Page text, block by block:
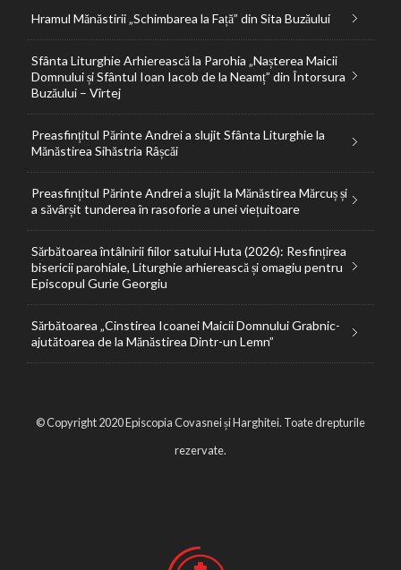
Hramul Mănăstirii „Schimbarea la Față” din Sita Buzăului
Sfânta Liturghie Arhierească la Parohia „Nașterea Maicii
Domnului și Sfântul Ioan Iacob de la Neamț” din Întorsura
Buzăului – Vîrtej
Preasfințitul Părinte Andrei a slujit Sfânta Liturghie la
Mănăstirea Sihăstria Râșcăi
Preasfințitul Părinte Andrei a slujit la Mănăstirea Mărcuș și
a săvârșit tunderea în rasoforie a unei viețuitoare
Sărbătoarea întâlnirii fiilor satului Huta (2026): Resfințirea
bisericii parohiale, Liturghie arhierească și omagiu pentru
Episcopul Gurie Georgiu
Sărbătoarea „Cinstirea Icoanei Maicii Domnului Grabnic-
ajutătoarea de la Mănăstirea Dintr-un Lemn”
© Copyright 2020 Episcopia Covasnei și Harghitei. Toate drepturile
rezervate.